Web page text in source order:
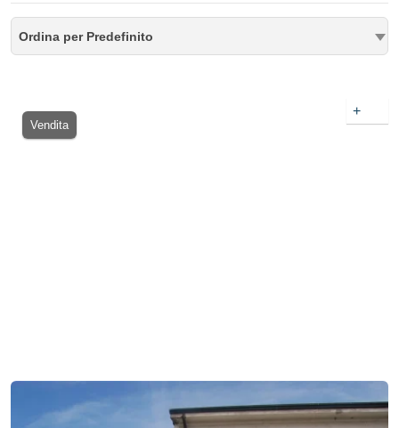
Ordina per Predefinito
Vendita
+